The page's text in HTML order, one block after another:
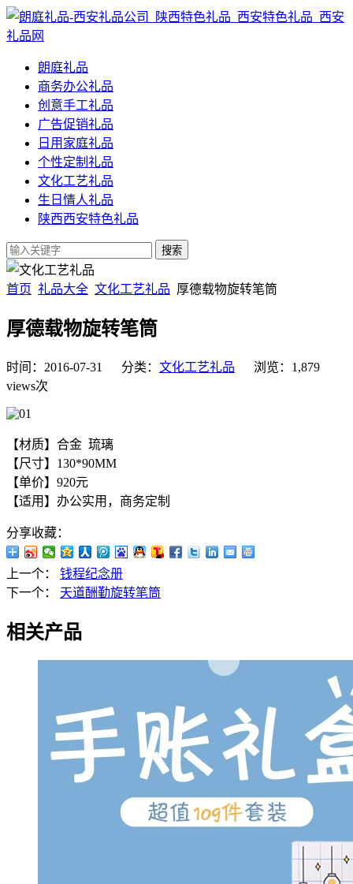
朗庭礼品
商务办公礼品
创意手工礼品
广告促销礼品
日用家庭礼品
个性定制礼品
文化工艺礼品
生日情人礼品
陕西西安特色礼品
首页 礼品大全 文化工艺礼品 厚德载物旋转笔筒
厚德载物旋转笔筒
时间：2016-07-31 分类： 文化工艺礼品 浏览：1,879
views次
【材质】合金 琉璃
【尺寸】130*90MM
【单价】920元
【适用】办公实用，商务定制
分享收藏：
上一个： 钱程纪念册
下一个： 天道酬勤旋转笔筒
相关产品